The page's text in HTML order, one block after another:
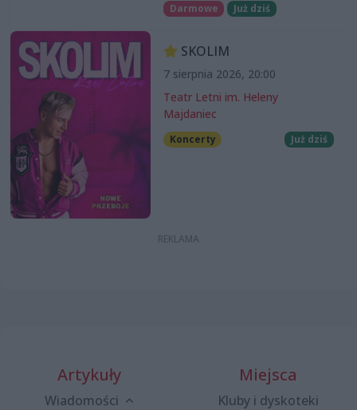
Darmowe
Już dziś
SKOLIM
7 sierpnia 2026, 20:00
Teatr Letni im. Heleny
Majdaniec
Koncerty Już dziś
Artykuły
Wiadomości
Miejsca
Kluby i dyskoteki